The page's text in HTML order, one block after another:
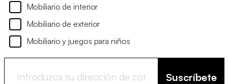
Mobiliario de interior
Mobiliario de exterior
Mobiliario y juegos para niños
Suscríbete